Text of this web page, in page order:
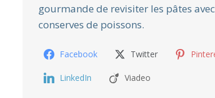
gourmande de revisiter les pâtes
conserves de poissons.
Facebook Twitter
LinkedIn Viadeo